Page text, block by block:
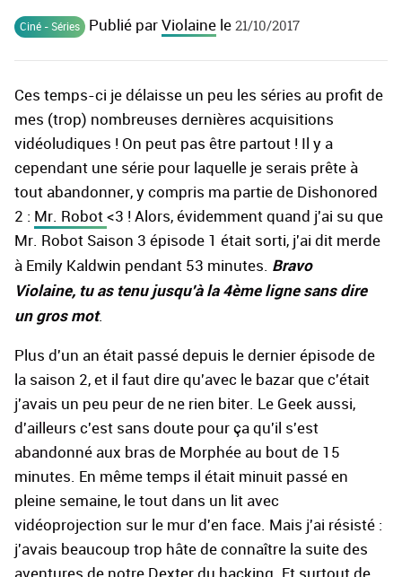
Ciné - Séries Publié par Violaine le 21/10/2017
Ces temps-ci je délaisse un peu les séries au profit de
mes (trop) nombreuses dernières acquisitions
vidéoludiques ! On peut pas être partout ! Il y a
cependant une série pour laquelle je serais prête à
tout abandonner, y compris ma partie de Dishonored
2 : Mr. Robot <3 ! Alors, évidemment quand j'ai su que
Mr. Robot Saison 3 épisode 1 était sorti, j'ai dit merde
à Emily Kaldwin pendant 53 minutes. Bravo
Violaine, tu as tenu jusqu'à la 4ème ligne sans dire
un gros mot.
Plus d'un an était passé depuis le dernier épisode de
la saison 2, et il faut dire qu'avec le bazar que c'était
j'avais un peu peur de ne rien biter. Le Geek aussi,
d'ailleurs c'est sans doute pour ça qu'il s'est
abandonné aux bras de Morphée au bout de 15
minutes. En même temps il était minuit passé en
pleine semaine, le tout dans un lit avec
vidéoprojection sur le mur d'en face. Mais j'ai résisté :
j'avais beaucoup trop hâte de connaître la suite des